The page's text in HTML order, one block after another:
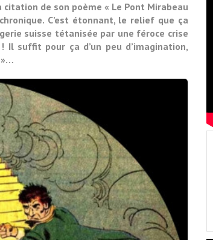
de son poème « Le Pont Mirabeau
C’est étonnant, le relief que ça
suisse tétanisée par une féroce crise
suffit pour ça d’un peu d’imagination,
»…